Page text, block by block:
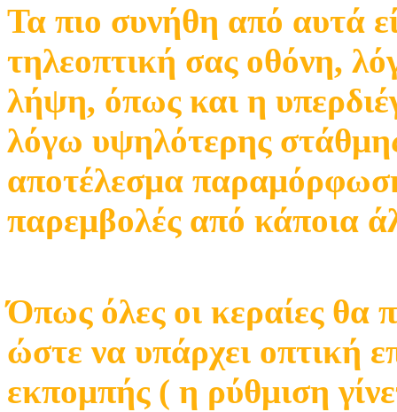
Τα πιο συνήθη από αυτά
τηλεοπτική σας οθόνη,
λήψη, όπως και η
λόγω υψηλότερης
αποτέλεσμα
παρεμβολές από κάποια
Όπως όλες οι κεραίες θα
ώστε να υπάρχει οπτική
εκπομπής ( η ρύθμιση